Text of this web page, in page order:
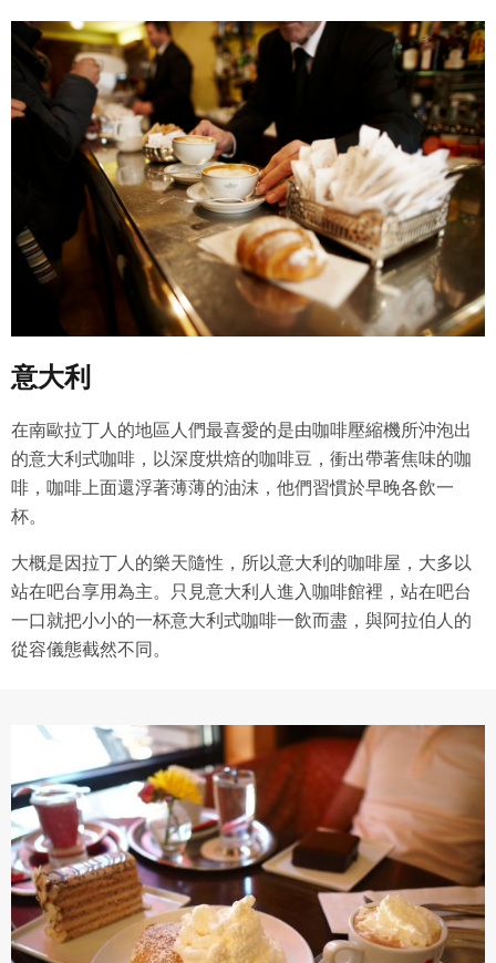
意大利
在南歐拉丁人的地區人們最喜愛的是由咖啡壓縮機所沖泡出
的意大利式咖啡，以深度烘焙的咖啡豆，衝出帶著焦味的咖
啡，咖啡上面還浮著薄薄的油沫，他們習慣於早晚各飲一
杯。
大概是因拉丁人的樂天隨性，所以意大利的咖啡屋，大多以
站在吧台享用為主。只見意大利人進入咖啡館裡，站在吧台
一口就把小小的一杯意大利式咖啡一飲而盡，與阿拉伯人的
從容儀態截然不同。
專案名稱
專案描述 使用 Facebook 帳號登入
使用 Google 帳號登入
使用 Facebook 帳號註冊
使用 Google 帳號註冊
緣會員有意願吉寶知識系統（本系統），經註冊本
系統表示您同意會員合約：
一、定義條款